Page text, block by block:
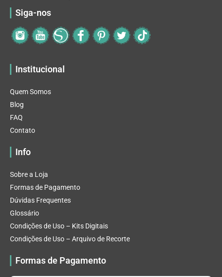
Siga-nos
Institucional
Quem Somos
Blog
FAQ
Contato
Info
Sobre a Loja
Formas de Pagamento
Dúvidas Frequentes
Glossário
Condições de Uso – Kits Digitais
Condições de Uso – Arquivo de Recorte
Formas de Pagamento